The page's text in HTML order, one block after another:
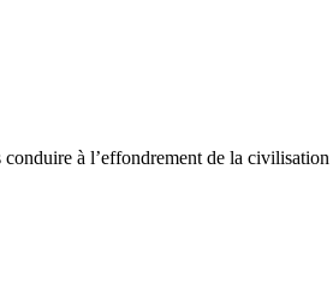
à l’effondrement de la